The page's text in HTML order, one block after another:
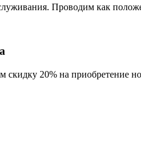
Проводим как
скидку 20% на